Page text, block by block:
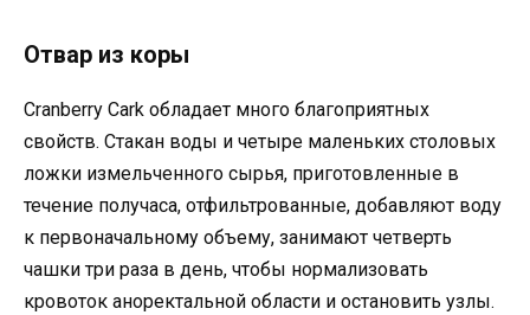
Отвар из коры
Cranberry Cark обладает много благоприятных
свойств. Стакан воды и четыре маленьких столовых
ложки измельченного сырья, приготовленные в
течение получаса, отфильтрованные, добавляют воду
к первоначальному объему, занимают четверть
чашки три раза в день, чтобы нормализовать
кровоток аноректальной области и остановить узлы.